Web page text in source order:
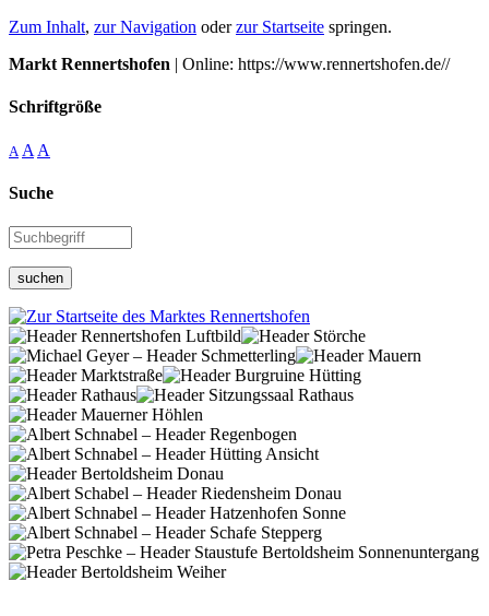
Zum Inhalt, zur Navigation oderzur Startseite springen.
Markt Rennertshofen | Online: https://www.rennertshofen.de//
Schriftgröße
A A A
Suche
suchen